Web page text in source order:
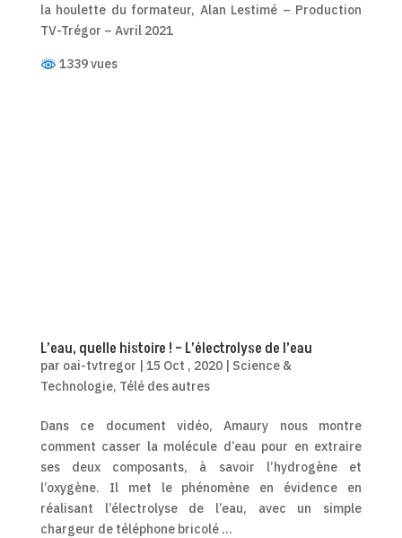
la houlette du formateur, Alan Lestimé – Production
TV-Trégor – Avril 2021
1339 vues
L’eau, quelle histoire ! – L’électrolyse de l’eau
par oai-tvtregor | 15 Oct , 2020| Science &
Technologie, Télé des autres
Dans ce document vidéo, Amaury nous montre
comment casser la molécule d’eau pour en extraire
ses deux composants, à savoir l’hydrogène et
l’oxygène. Il met le phénomène en évidence en
réalisant l’électrolyse de l’eau, avec un simple
chargeur de téléphone bricolé …